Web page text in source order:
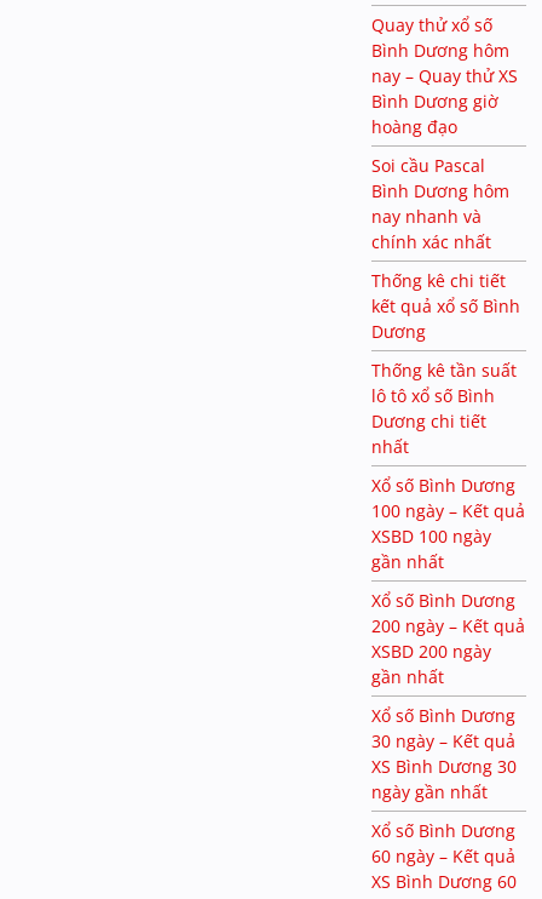
Quay thử xổ số
Bình Dương hôm
nay – Quay thử XS
Bình Dương giờ
hoàng đạo
Soi cầu Pascal
Bình Dương hôm
nay nhanh và
chính xác nhất
Thống kê chi tiết
kết quả xổ số Bình
Dương
Thống kê tần suất
lô tô xổ số Bình
Dương chi tiết
nhất
Xổ số Bình Dương
100 ngày – Kết quả
XSBD 100 ngày
gần nhất
Xổ số Bình Dương
200 ngày – Kết quả
XSBD 200 ngày
gần nhất
Xổ số Bình Dương
30 ngày – Kết quả
XS Bình Dương 30
ngày gần nhất
Xổ số Bình Dương
60 ngày – Kết quả
XS Bình Dương 60